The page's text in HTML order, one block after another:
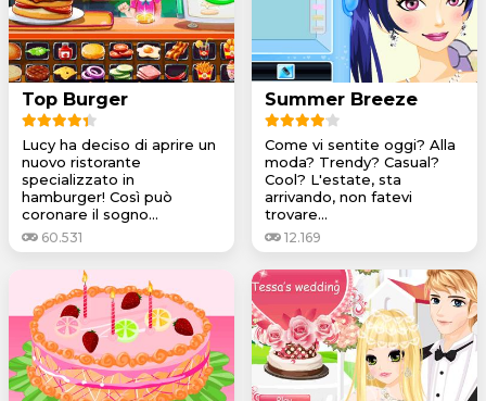
Top Burger
Lucy ha deciso di aprire un
nuovo ristorante
specializzato in
hamburger! Così può
coronare il sogno...
60.531
Summer Breeze
Come vi sentite oggi? Alla
moda? Trendy? Casual?
Cool? L'estate, sta
arrivando, non fatevi
trovare...
12.169